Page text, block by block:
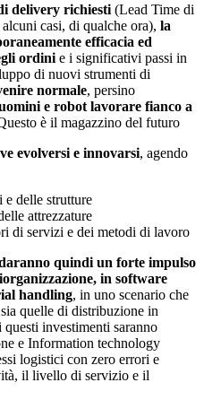
delivery richiesti (Lead Time di
casi, di qualche ora), la
efficacia ed
ordini e i significativi passi in
di nuovi strumenti di
normale, persino
e robot lavorare fianco a
è il magazzino del futuro
evolversi e innovarsi, agendo
e delle strutture
attrezzature
di servizi e dei metodi di lavoro
quindi un forte impulso
in software
handling, in uno scenario che
quelle di distribuzione in
investimenti saranno
e Information technology
logistici con zero errori e
il livello di servizio e il